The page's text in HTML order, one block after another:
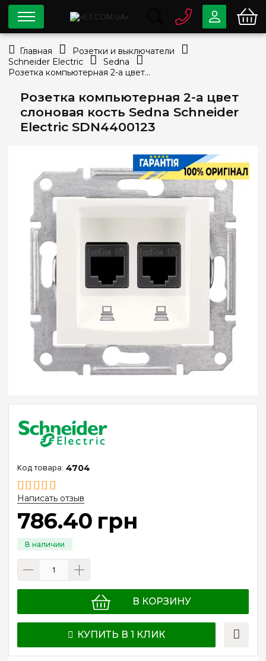
Розетка компьютерная 2-а цвет
слоновая кость Sedna Schneider
Electric SDN4400123
4704
Написать отзыв
786.40 грн
В КОРЗИНУ
КУПИТЬ В 1 КЛИК
0 80033-63-07
info@e7.com.ua
Viber Telegram
Главная
Розетки и выключатели
Schneider Electric
Sedna
Розетка компьютерная 2-а цвет слоновая кость Sedna Schneider Electric SDN4400123